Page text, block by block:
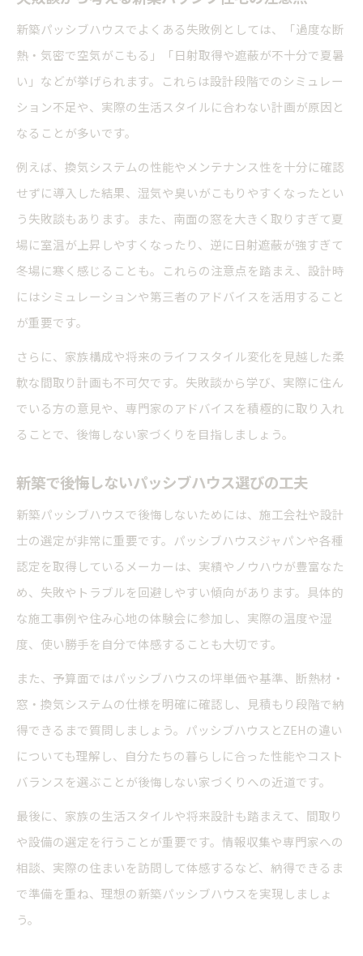
新築パッシブハウスでよくある失敗例としては、「過度な断
熱・気密で空気がこもる」「日射取得や遮蔽が不十分で夏暑
い」などが挙げられます。これらは設計段階でのシミュレー
ション不足や、実際の生活スタイルに合わない計画が原因と
なることが多いです。
例えば、換気システムの性能やメンテナンス性を十分に確認
せずに導入した結果、湿気や臭いがこもりやすくなったとい
う失敗談もあります。また、南面の窓を大きく取りすぎて夏
場に室温が上昇しやすくなったり、逆に日射遮蔽が強すぎて
冬場に寒く感じることも。これらの注意点を踏まえ、設計時
にはシミュレーションや第三者のアドバイスを活用すること
が重要です。
さらに、家族構成や将来のライフスタイル変化を見越した柔
軟な間取り計画も不可欠です。失敗談から学び、実際に住ん
でいる方の意見や、専門家のアドバイスを積極的に取り入れ
ることで、後悔しない家づくりを目指しましょう。
新築で後悔しないパッシブハウス選びの工夫
新築パッシブハウスで後悔しないためには、施工会社や設計
士の選定が非常に重要です。パッシブハウスジャパンや各種
認定を取得しているメーカーは、実績やノウハウが豊富なた
め、失敗やトラブルを回避しやすい傾向があります。具体的
な施工事例や住み心地の体験会に参加し、実際の温度や湿
度、使い勝手を自分で体感することも大切です。
また、予算面ではパッシブハウスの坪単価や基準、断熱材・
窓・換気システムの仕様を明確に確認し、見積もり段階で納
得できるまで質問しましょう。パッシブハウスとZEHの違い
についても理解し、自分たちの暮らしに合った性能やコスト
バランスを選ぶことが後悔しない家づくりへの近道です。
最後に、家族の生活スタイルや将来設計も踏まえて、間取り
や設備の選定を行うことが重要です。情報収集や専門家への
相談、実際の住まいを訪問して体感するなど、納得できるま
で準備を重ね、理想の新築パッシブハウスを実現しましょ
う。